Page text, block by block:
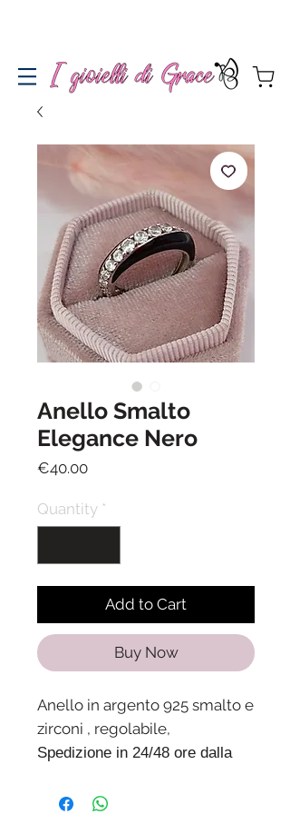
Anello Smalto
Elegance Nero
€40.00Price
Quantity *
Add to Cart
Buy Now
Anello in argento 925 smalto e
zirconi , regolabile,
Spedizione in 24/48 ore dalla